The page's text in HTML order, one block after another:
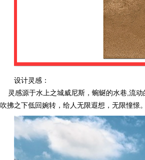
设计灵感：
灵感源于水上之城威尼斯，蜿蜒的水巷,流动
吹拂之下低回婉转，给人无限遐想，无限憧憬